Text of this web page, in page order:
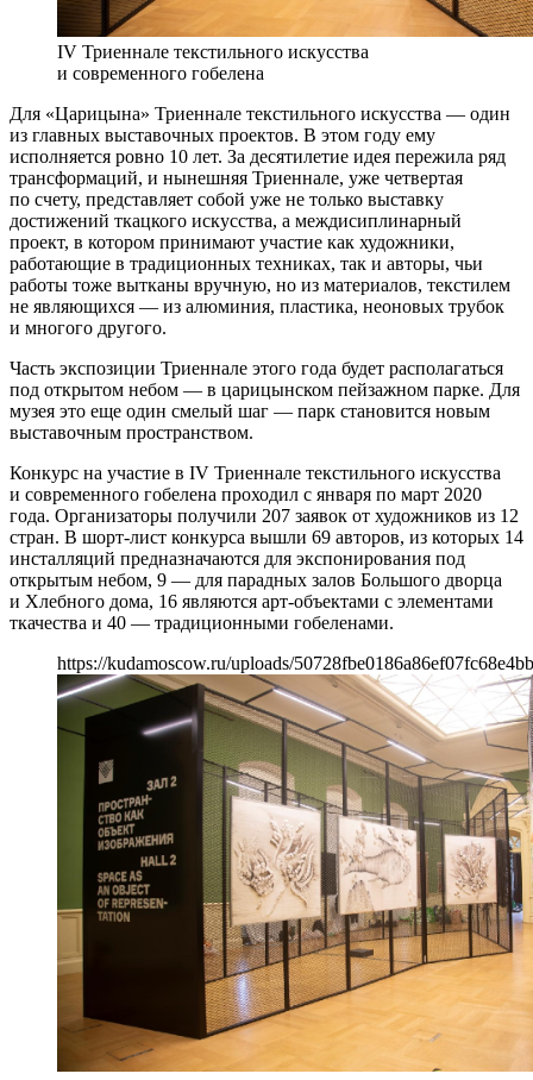
IV Триеннале текстильного искусства
и современного гобелена
Для «Царицына» Триеннале текстильного искусства — один
из главных выставочных проектов. В этом году ему
исполняется ровно 10 лет. За десятилетие идея пережила ряд
трансформаций, и нынешняя Триеннале, уже четвертая
по счету, представляет собой уже не только выставку
достижений ткацкого искусства, а междисиплинарный
проект, в котором принимают участие как художники,
работающие в традиционных техниках, так и авторы, чьи
работы тоже вытканы вручную, но из материалов, текстилем
не являющихся — из алюминия, пластика, неоновых трубок
и многого другого.
Часть экспозиции Триеннале этого года будет располагаться
под открытом небом — в царицынском пейзажном парке. Для
музея это еще один смелый шаг — парк становится новым
выставочным пространством.
Конкурс на участие в IV Триеннале текстильного искусства
и современного гобелена проходил с января по март 2020
года. Организаторы получили 207 заявок от художников из 12
стран. В шорт-лист конкурса вышли 69 авторов, из которых 14
инсталляций предназначаются для экспонирования под
открытым небом, 9 — для парадных залов Большого дворца
и Хлебного дома, 16 являются арт-объектами с элементами
ткачества и 40 — традиционными гобеленами.
https://kudamoscow.ru/uploads/